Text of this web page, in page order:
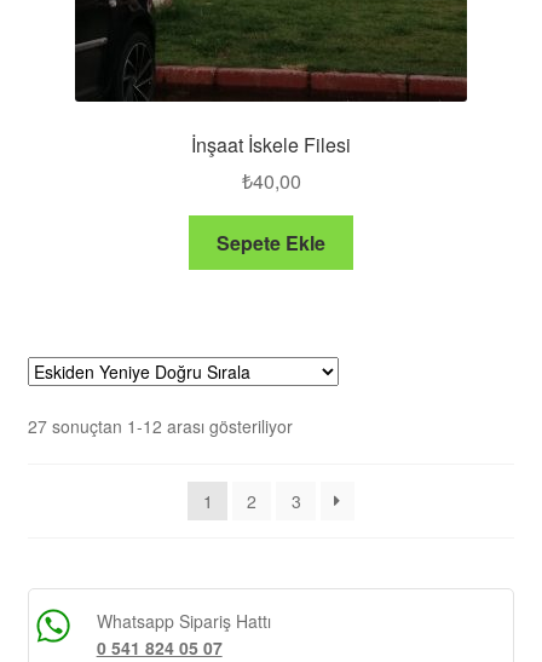
İnşaat İskele Filesi
₺40,00
Sepete Ekle
27 sonuçtan 1-12 arası gösteriliyor
1 2 3
Whatsapp Sipariş Hattı
0 541 824 05 07